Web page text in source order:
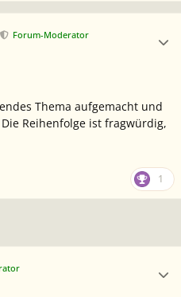
Forum-Moderator
Thema aufgemacht und
Reihenfolge ist fragwürdig,
1